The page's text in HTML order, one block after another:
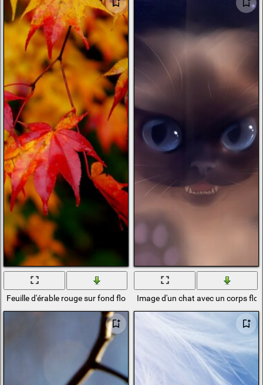
Feuille d'érable rouge sur fond flou Image d'un chat avec un corps flou